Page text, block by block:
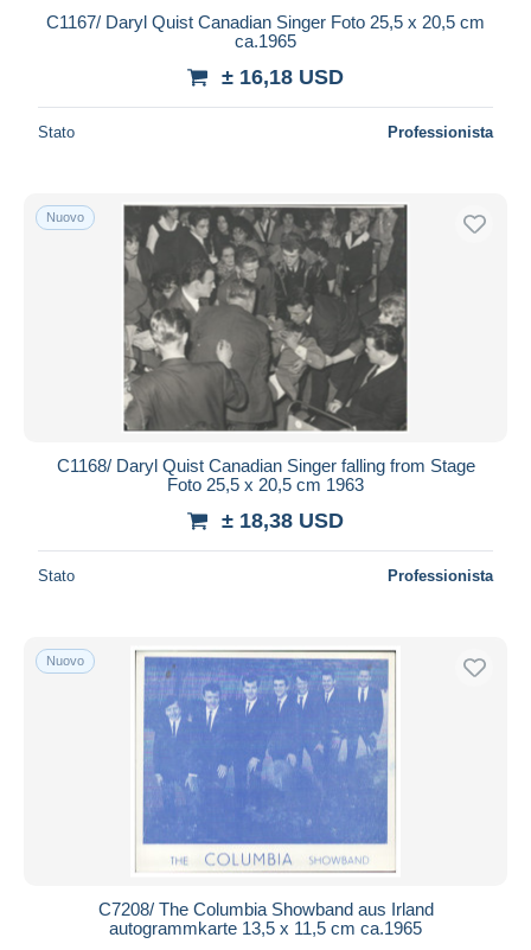
C1167/ Daryl Quist Canadian Singer Foto 25,5 x 20,5 cm
ca.1965
± 16,18 USD
Stato Professionista
Nuovo
C1168/ Daryl Quist Canadian Singer falling from Stage
Foto 25,5 x 20,5 cm 1963
± 18,38 USD
Stato Professionista
Nuovo
C7208/ The Columbia Showband aus Irland
autogrammkarte 13,5 x 11,5 cm ca.1965